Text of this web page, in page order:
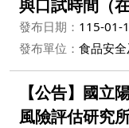
與口試時間（在
發布日期： 115-01-
發布單位： 食品安
【公告】國立
風險評估研究